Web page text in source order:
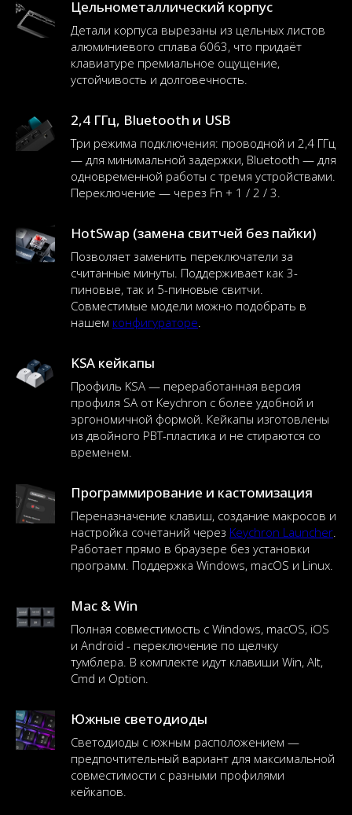
Цельнометаллический корпус
Детали корпуса вырезаны из цельных листов
алюминиевого сплава 6063, что придаёт
клавиатуре премиальное ощущение,
устойчивость и долговечность.
2,4 ГГц, Bluetooth и USB
Три режима подключения: проводной и 2,4 ГГц
— для минимальной задержки, Bluetooth — для
одновременной работы с тремя устройствами.
Переключение — через Fn + 1 / 2 / 3.
HotSwap (замена свитчей без пайки)
Позволяет заменить переключатели за
считанные минуты. Поддерживает как 3-
пиновые, так и 5-пиновые свитчи.
Совместимые модели можно подобрать в
нашем конфигураторе.
KSA кейкапы
Профиль KSA — переработанная версия
профиля SA от Keychron с более удобной и
эргономичной формой. Кейкапы изготовлены
из двойного PBT-пластика и не стираются со
временем.
Программирование и кастомизация
Переназначение клавиш, создание макросов и
настройка сочетаний через Keychron Launcher.
Работает прямо в браузере без установки
программ. Поддержка Windows, macOS и Linux.
Mac & Win
Полная совместимость с Windows, macOS, iOS
и Android - переключение по щелчку
тумблера. В комплекте идут клавиши Win, Alt,
Cmd и Option.
Южные светодиоды
Светодиоды с южным расположением —
предпочтительный вариант для максимальной
совместимости с разными профилями
кейкапов.